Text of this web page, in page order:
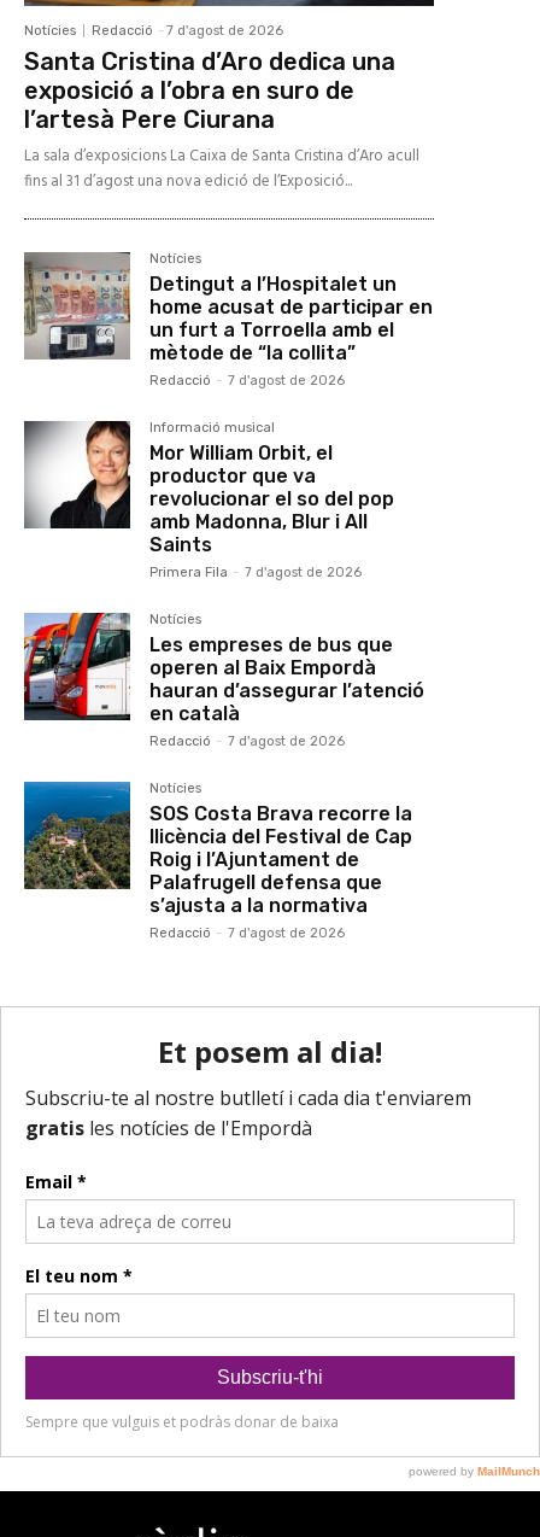
Notícies Redacció - 7 d'agost de 2026
Santa Cristina d’Aro dedica una
exposició a l’obra en suro de
l’artesà Pere Ciurana
La sala d’exposicions La Caixa de Santa Cristina d’Aro acull
fins al 31 d’agost una nova edició de l’Exposició...
Notícies
Detingut a l’Hospitalet un
home acusat de participar en
un furt a Torroella amb el
mètode de “la collita”
Redacció - 7 d'agost de 2026
Informació musical
Mor William Orbit, el
productor que va
revolucionar el so del pop
amb Madonna, Blur i All
Saints
Primera Fila - 7 d'agost de 2026
Notícies
Les empreses de bus que
operen al Baix Empordà
hauran d’assegurar l’atenció
en català
Redacció - 7 d'agost de 2026
Notícies
SOS Costa Brava recorre la
llicència del Festival de Cap
Roig i l’Ajuntament de
Palafrugell defensa que
s’ajusta a la normativa
Redacció - 7 d'agost de 2026